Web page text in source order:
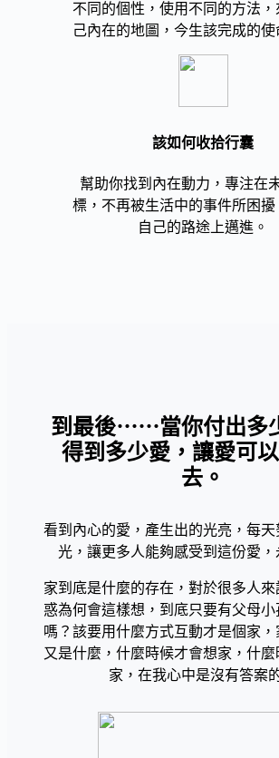
不同的個性，使用不同的方法，
己內在的地圖，今生該完成的使
該如何收拾行囊
幫助你找到內在動力，專注在
標，不再被生活中的事件所困擾
自己的路途上邁進。
到最後⋯⋯當你付出多
得到多少愛，讓愛可
去。
看到內心的愛，產生出的光亮，每
光，讓更多人能夠感受到這份愛，
家到底是什麼的存在，對於很多人
惑為何會這樣想，到底只要有父母
嗎？該要用什麼方式互動才是個家
又是什麼，什麼時候才會想家，什麼
家，在我心中是沒有答案